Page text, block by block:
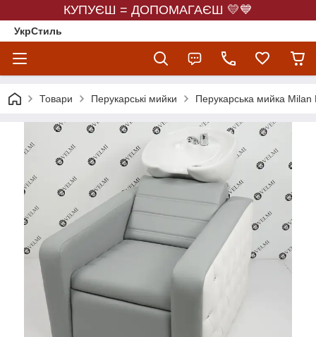
КУПУЄШ = ДОПОМАГАЄШ 💛💙
УкрСтиль
Товари Перукарські мийки Перукарська мийка Milan